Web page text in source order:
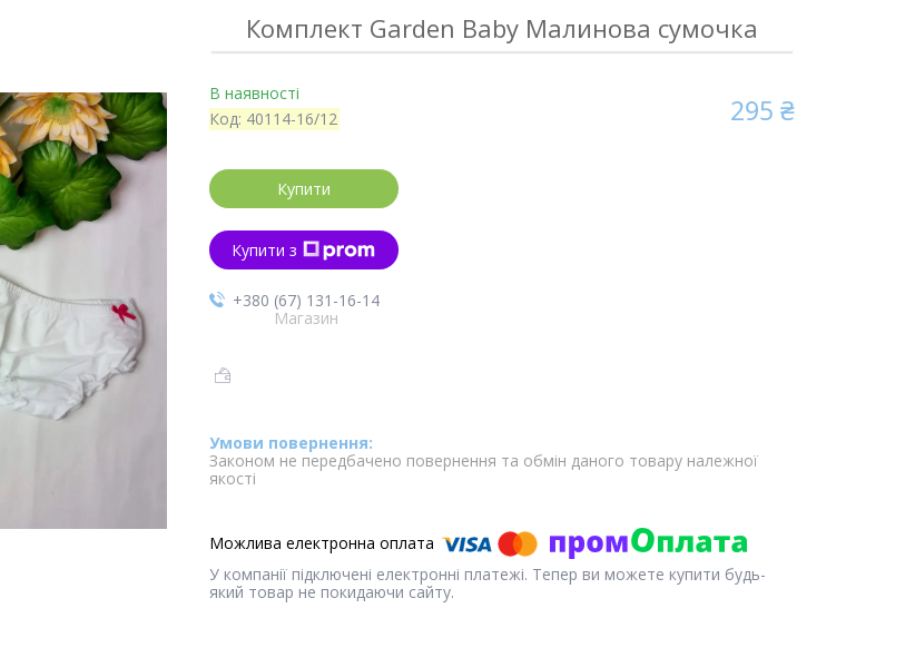
Комплект Garden Baby Малинова сумочка
В наявності
Код: 40114-16/12 295 ₴
Купити
Купити з
+380 (67) 131-16-14
Магазин
Законом не передбачено повернення та обмін даного товару належної
якості
У компанії підключені електронні платежі. Тепер ви можете купити будь-
який товар не покидаючи сайту.